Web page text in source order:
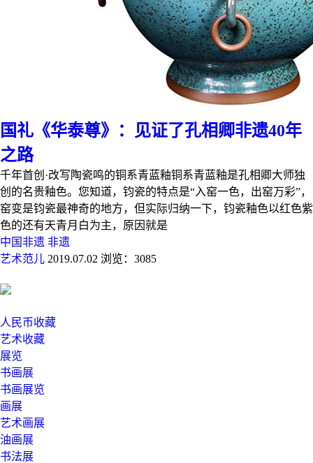
国礼《华泰尊》：见证了孔相卿非遗40年
之路
千年首创·改写陶瓷鸣的铜系青蓝釉铜系青蓝釉是孔相卿大师独
创的名贵釉色。您知道，钧瓷的特点是“入窑一色，出窑万彩”，
窑变是钧瓷最神奇的地方，但实际归纳一下，钧瓷釉色以红色紫
色的还有天青月白为主，原因就是
中国非遗 非遗
艺术范儿 2019.07.02 浏览：3085
人民币收藏
艺术收藏
展览
书画展
书画展览
画展
艺术画展
油画展
书法展